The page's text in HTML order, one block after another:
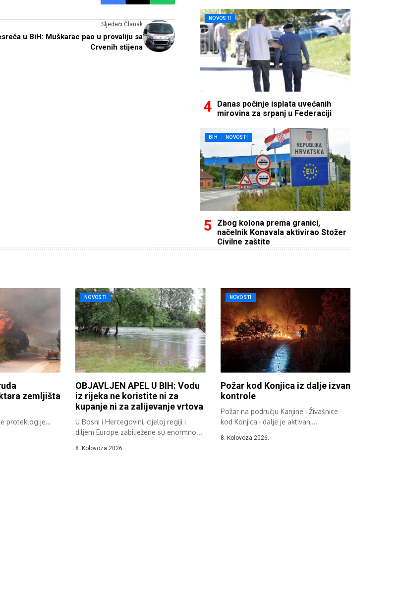
Sljedeći Članak
u BiH: Muškarac pao u provaliju sa
Crvenih stijena
NOVOSTI
Danas počinje isplata uvećanih
mirovina za srpanj u Federaciji
BIH NOVOSTI
Zbog kolona prema granici,
načelnik Konavala aktivirao Stožer
Civilne zaštite
zemljišta
proteklog je
NOVOSTI
OBJAVLJEN APEL U BIH: Vodu
iz rijeka ne koristite ni za
kupanje ni za zalijevanje vrtova
U Bosni i Hercegovini, cijeloj regiji i
diljem Europe zabilježene su enormno...
8. Kolovoza 2026.
NOVOSTI
Požar kod Konjica iz dalje izvan
kontrole
Požar na području Kanjine i Živašnice
kod Konjica i dalje je aktivan,...
8. Kolovoza 2026.